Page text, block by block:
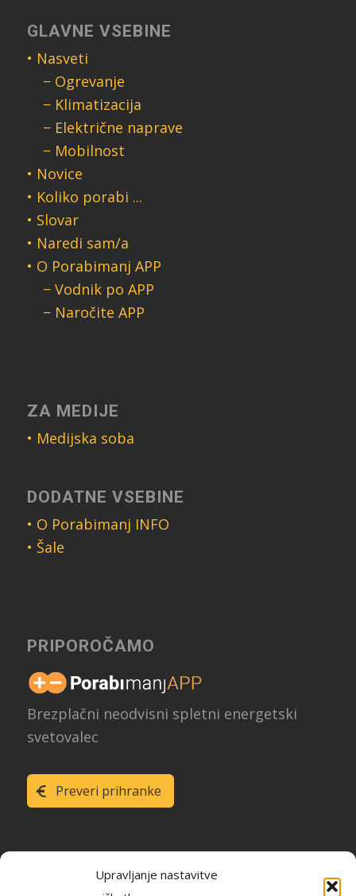
Upravljanje nastavitve
GLAVNE VSEBINE
• Nasveti
− Ogrevanje
− Klimatizacija
− Električne naprave
− Mobilnost
• Novice
• Koliko porabi ...
• Slovar
• Naredi sam/a
• O Porabimanj APP
− Vodnik po APP
− Naročite APP
ZA MEDIJE
• Medijska soba
DODATNE VSEBINE
• O Porabimanj INFO
• Šale
PRIPOROČAMO
Brezplačni neodvisni spletni energetski
svetovalec
Preveri prihranke